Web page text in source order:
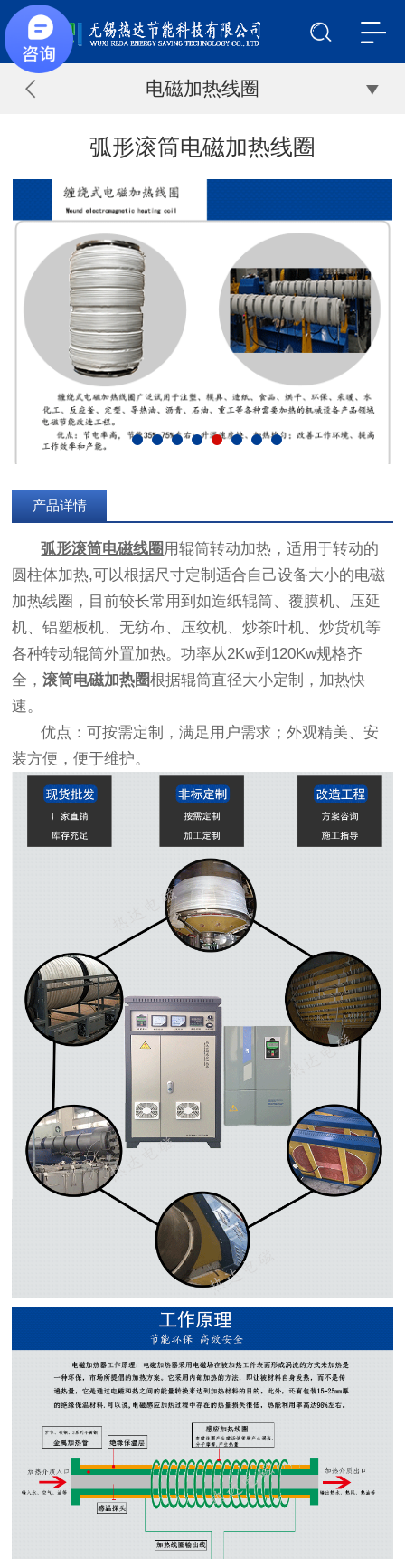
电磁加热线圈
弧形滚筒电磁加热线圈
产品详情
弧形滚筒电磁线圈用辊筒转动加热，适用于转动的
圆柱体加热,可以根据尺寸定制适合自己设备大小的电磁
加热线圈，目前较长常用到如造纸辊筒、覆膜机、压延
机、铝塑板机、无纺布、压纹机、炒茶叶机、炒货机等
各种转动辊筒外置加热。功率从2Kw到120Kw规格齐
全，滚筒电磁加热圈根据辊筒直径大小定制，加热快
速。
优点：可按需定制，满足用户需求；外观精美、安
装方便，便于维护。